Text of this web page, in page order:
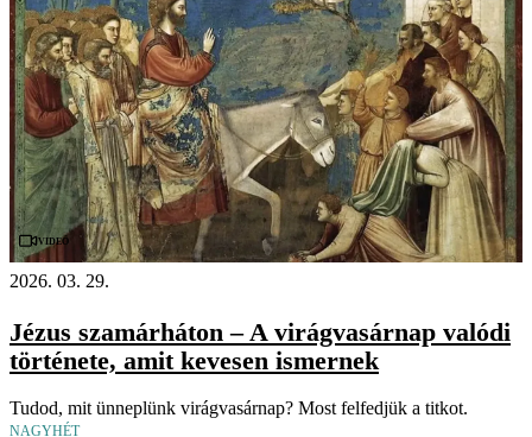
Videó
2026. 03. 29.
Jézus szamárháton – A virágvasárnap valódi
története, amit kevesen ismernek
Tudod, mit ünneplünk virágvasárnap? Most felfedjük a titkot.
NAGYHÉT